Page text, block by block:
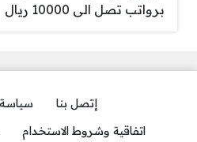
برواتب تصل الى 10000 ريال
إتصل بنا
اتفاقية وشروط الاستخدام